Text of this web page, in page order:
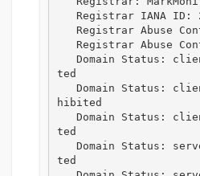
ted
hibited
ted
ted